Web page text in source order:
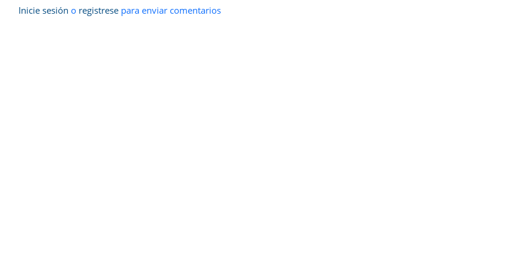
Inicie sesión o registrese para enviar comentarios